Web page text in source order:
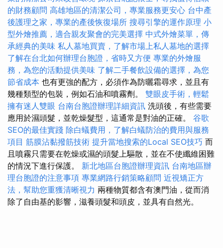
的財務顧問 高雄地區的清潔公司，專業服務更安心 台中產
後護理之家，專業的產後恢復場所 搜尋引擎的運作原理 小
型外燴推薦，適合親友聚會的完美選擇 中式外燴菜單，傳
承經典的美味 私人墓地買賣，了解市場上私人墓地的選擇
了解在台北如何辦理台胞證，省時又方便 專業的外燴服
務，為您的活動提供美味 了解二手餐飲設備的選擇，為您
節省成本 也有更強的配方，必須作為防曬霜尋求，並且有
幾種類型的包裝，例如石油和噴霧劑。 雙眼皮手術，輕鬆
擁有迷人雙眼 台南台胞證辦理詳細資訊 洗頭後，有些需要
應用於濕頭髮，並乾燥髮型，這通常是對油的正確。 谷歌
SEO的最佳實踐 除白蟻費用，了解白蟻防治的費用與服務
項目 筋膜沾黏撥筋技術 提升當地搜索的Local SEO技巧 而
且噴霧只需要在乾燥或濕的頭髮上驅散，並在不使纖維困難
的情況下進行保護。 新北地區台胞證辦理資訊 台南地區辦
理台胞證的注意事項 專業網路行銷策略顧問 近視矯正方
法，幫助您重獲清晰視力 兩種物質都含有澳門油，從而消
除了自由基的影響，滋養頭髮和頭皮，並具有自然光。